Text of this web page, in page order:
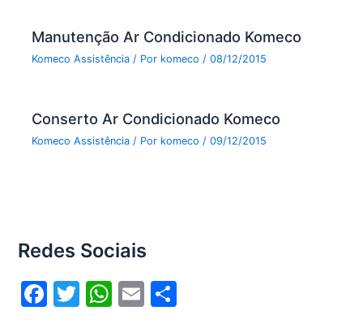
Manutenção Ar Condicionado Komeco
Komeco Assistência / Por komeco /08/12/2015
Conserto Ar Condicionado Komeco
Komeco Assistência / Por komeco/09/12/2015
Redes Sociais
F
T
W E